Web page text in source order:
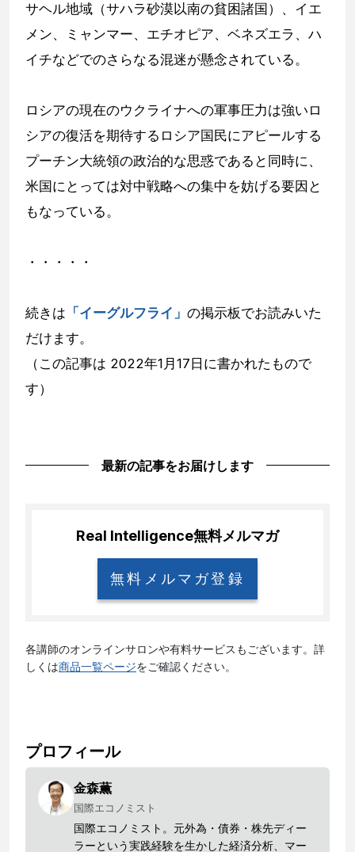
サヘル地域（サハラ砂漠以南の貧困諸国）、イエ
メン、ミャンマー、エチオピア、ベネズエラ、ハ
イチなどでのさらなる混迷が懸念されている。
ロシアの現在のウクライナへの軍事圧力は強いロ
シアの復活を期待するロシア国民にアピールする
プーチン大統領の政治的な思惑であると同時に、
米国にとっては対中戦略への集中を妨げる要因と
もなっている。
・・・・・
続きは 「イーグルフライ」 の掲示板でお読みいた
だけます。
（この記事は 2022年1月17日に書かれたもので
す）
最新の記事をお届けします
Real Intelligence無料メルマガ
無料メルマガ登録
各講師のオンラインサロンや有料サービスもございます。詳
しくは商品一覧ページをご確認ください。
プロフィール
金森薫
国際エコノミスト
国際エコノミスト。元外為・債券・株先ディー
ラーという実践経験を生かした経済分析、マー